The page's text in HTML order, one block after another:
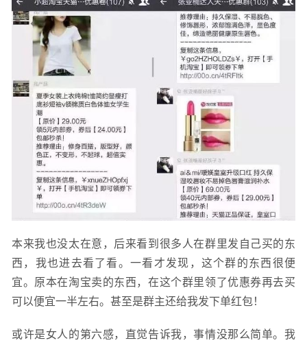
本来我也没太在意，后来看到很多人在群里发自己买的东
西，我也进去看了看。一看才发现，这个群的东西很便
宜。原本在淘宝卖的东西，在这个群里领了优惠券再去买
可以便宜一半左右。甚至是群主还给我发下单红包！
或许是女人的第六感，直觉告诉我，事情没那么简单。我